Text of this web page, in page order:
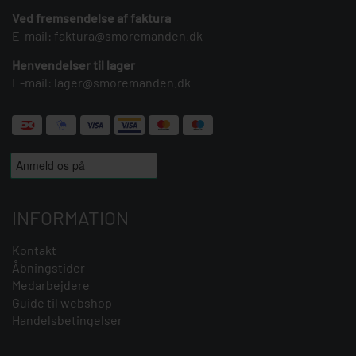
Ved fremsendelse af faktura
E-mail: faktura@smoremanden.dk
Henvendelser til lager
E-mail: lager@smoremanden.dk
INFORMATION
Kontakt
Åbningstider
Medarbejdere
Guide til webshop
Handelsbetingelser